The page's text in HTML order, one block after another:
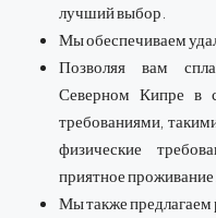
лучший выбор.
Мы обеспечиваем
Позволяя вам
Северном Кипре в
требованиями,
физические
приятное проживание.
Мы также предлагаем